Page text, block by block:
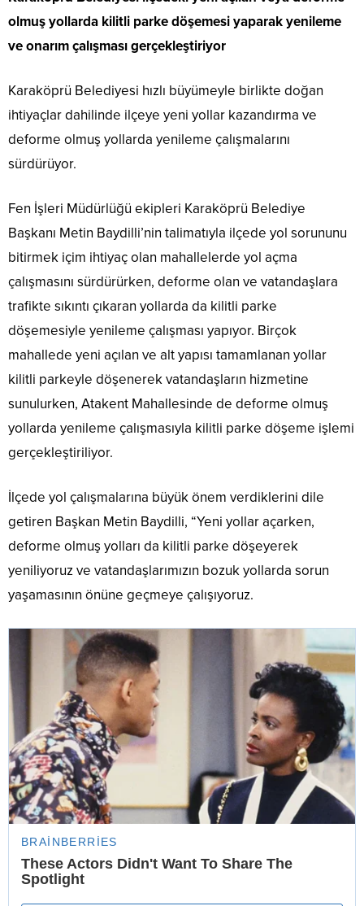
olmuş yollarda kilitli parke döşemesi yaparak yenileme
ve onarım çalışması gerçekleştiriyor
Karaköprü Belediyesi hızlı büyümeyle birlikte doğan
ihtiyaçlar dahilinde ilçeye yeni yollar kazandırma ve
deforme olmuş yollarda yenileme çalışmalarını
sürdürüyor.
Fen İşleri Müdürlüğü ekipleri Karaköprü Belediye
Başkanı Metin Baydilli’nin talimatıyla ilçede yol sorununu
bitirmek içim ihtiyaç olan mahallelerde yol açma
çalışmasını sürdürürken, deforme olan ve vatandaşlara
trafikte sıkıntı çıkaran yollarda da kilitli parke
döşemesiyle yenileme çalışması yapıyor. Birçok
mahallede yeni açılan ve alt yapısı tamamlanan yollar
kilitli parkeyle döşenerek vatandaşların hizmetine
sunulurken, Atakent Mahallesinde de deforme olmuş
yollarda yenileme çalışmasıyla kilitli parke döşeme işlemi
gerçekleştiriliyor.
İlçede yol çalışmalarına büyük önem verdiklerini dile
getiren Başkan Metin Baydilli, “Yeni yollar açarken,
deforme olmuş yolları da kilitli parke döşeyerek
yeniliyoruz ve vatandaşlarımızın bozuk yollarda sorun
yaşamasının önüne geçmeye çalışıyoruz.